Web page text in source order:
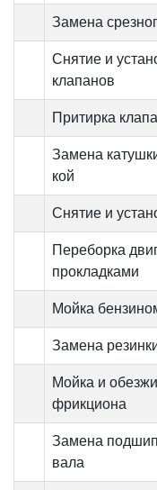
Замена
Снятие и
клапанов
Притирка
Замена
кой
Снятие и
Переборка
прокладками
Мойка
Замена
Мойка и
фрикциона
Замена
вала